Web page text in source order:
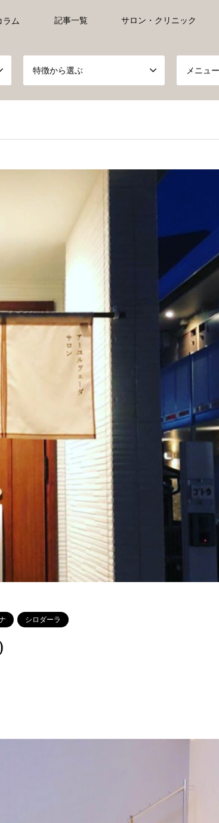
ラム 記事一覧 サロン・クリニック
特徴から選ぶ メニュ
シロダーラ